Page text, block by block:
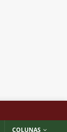
COLUNAS